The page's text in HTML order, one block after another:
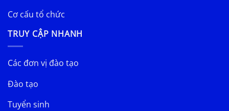
Cơ cấu tổ chức
TRUY CẬP NHANH
Các đơn vị đào tạo
Đào tạo
Tuyển sinh